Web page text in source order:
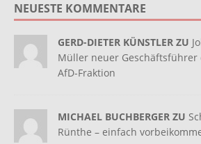
NEUESTE KOMMENTARE
GERD-DIETER KÜNSTLER ZU
Müller neuer Geschäftsführer
AfD-Fraktion
MICHAEL BUCHBERGER ZU
Rünthe – einfach